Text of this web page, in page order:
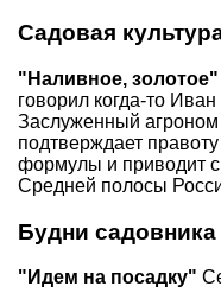
Садовая
"Наливное, золотое"
говорил когда-то
Заслуженный агроном
подтверждает
формулы и приводит
Средней полосы
Будни садовника
"Идем на посадку"